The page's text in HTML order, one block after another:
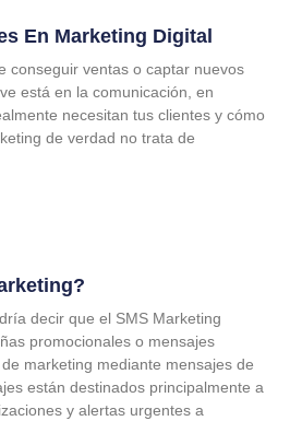
En Marketing Digital
conseguir ventas o captar nuevos
está en la comunicación, en
necesitan tus clientes y cómo
de verdad no trata de
decir que el SMS Marketing
promocionales o mensajes
marketing mediante mensajes de
están destinados principalmente a
y alertas urgentes a